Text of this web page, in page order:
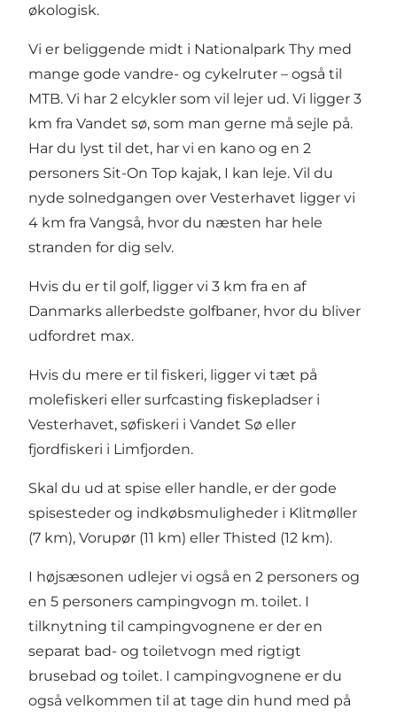
økologisk.
Vi er beliggende midt i Nationalpark Thy med
mange gode vandre- og cykelruter – også til
MTB. Vi har 2 elcykler som vil lejer ud. Vi ligger 3
km fra Vandet sø, som man gerne må sejle på.
Har du lyst til det, har vi en kano og en 2
personers Sit-On Top kajak, I kan leje. Vil du
nyde solnedgangen over Vesterhavet ligger vi
4 km fra Vangså, hvor du næsten har hele
stranden for dig selv.
Hvis du er til golf, ligger vi 3 km fra en af
Danmarks allerbedste golfbaner, hvor du bliver
udfordret max.
Hvis du mere er til fiskeri, ligger vi tæt på
molefiskeri eller surfcasting fiskepladser i
Vesterhavet, søfiskeri i Vandet Sø eller
fjordfiskeri i Limfjorden.
Skal du ud at spise eller handle, er der gode
spisesteder og indkøbsmuligheder i Klitmøller
(7 km), Vorupør (11 km) eller Thisted (12 km).
I højsæsonen udlejer vi også en 2 personers og
en 5 personers campingvogn m. toilet. I
tilknytning til campingvognene er der en
separat bad- og toiletvogn med rigtigt
brusebad og toilet. I campingvognene er du
også velkommen til at tage din hund med på